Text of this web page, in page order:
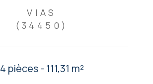
VIAS
(34450)
4 pièces - 111,31 m²